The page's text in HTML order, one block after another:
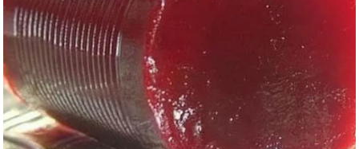
ई
.
चा
य
प
र
स